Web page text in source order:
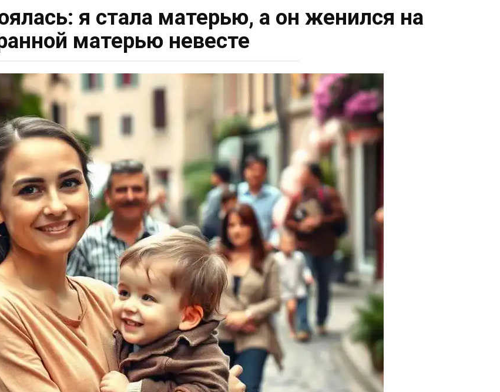
я стала матерью, а он женился на
матерью невесте